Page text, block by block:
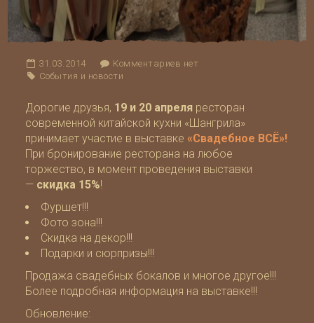
31.03.2014
Комментариев нет
События и новости
Дорогие друзья, 19 и 20 апреля ресторан
современной китайской кухни «Шангрила»
принимает участие в выставке«Свадебное ВСЁ»!
При бронирование ресторана на любое
торжество, в момент проведения выставки
— скидка 15%!
Фуршет!!!
Фото зона!!!
Скидка на декор!!!
Подарки и сюрпризы!!!
Продажа свадебных бокалов и многое другое!!!
Более подробная информация на выставке!!!
Обновление: